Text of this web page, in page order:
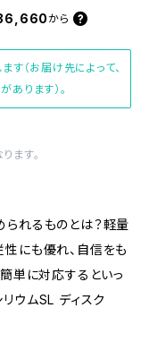
から
（お届け先によって、
ります）。
ます。
れるものとは？軽量
にも優れ、自信をも
単に対応するといっ
ウムSL ディスク